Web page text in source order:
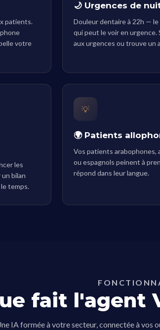
patients.
votre
🌙 Urgences de
Douleur dentaire à 22h —
qui peut le voir en urgence.
aux urgences ou trouve un
les
bilan
temps.
💡
🌍 Patients
Vos patients arabophones,
ou espagnols peinent à
répond dans leur langue.
fait l'agent
IA formée à votre secteur, connectée à vos